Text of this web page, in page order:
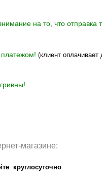
на то, что отправка
(клиент
магазине:
круглосуточно